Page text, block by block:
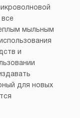
мыльным
и
для новых